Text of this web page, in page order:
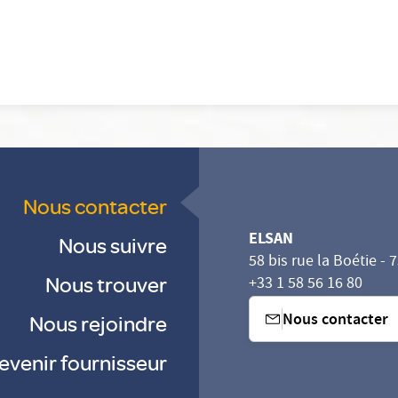
vos Options
Nous contacter
Nous suivre
Nous trouver
Nous rejoindre
fournisseur
ELSAN
58 bis rue la Boétie -
+33 1 58 56 16 80
Nous contacter